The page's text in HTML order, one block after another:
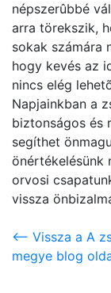
népszerûbbé
arra törekszik,
sokak számára
hogy kevés az
nincs elég
Napjainkban a
biztonságos és
segíthet
önértékelésünk
orvosi
vissza
<-- Vissza a A
megye blog